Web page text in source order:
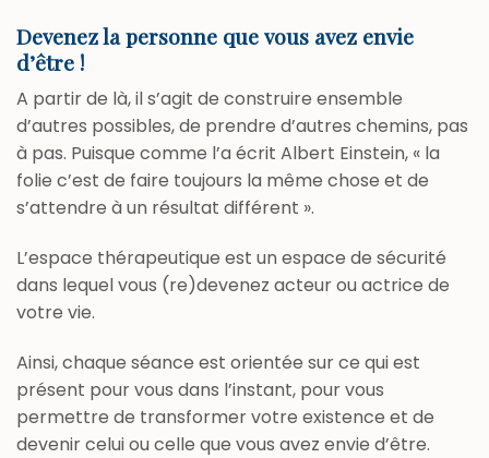
Devenez la personne que vous avez envie
d’être !
A partir de là, il s’agit de construire ensemble
d’autres possibles, de prendre d’autres chemins, pas
à pas. Puisque comme l’a écrit Albert Einstein, « la
folie c’est de faire toujours la même chose et de
s’attendre à un résultat différent ».
L’espace thérapeutique est un espace de sécurité
dans lequel vous (re)devenez acteur ou actrice de
votre vie.
Ainsi, chaque séance est orientée sur ce qui est
présent pour vous dans l’instant, pour vous
permettre de transformer votre existence et de
devenir celui ou celle que vous avez envie d’être.